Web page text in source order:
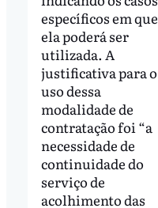
específicos em que
ela poderá ser
utilizada. A
justificativa para o
uso dessa
modalidade de
contratação foi “a
necessidade de
continuidade do
serviço de
acolhimento das